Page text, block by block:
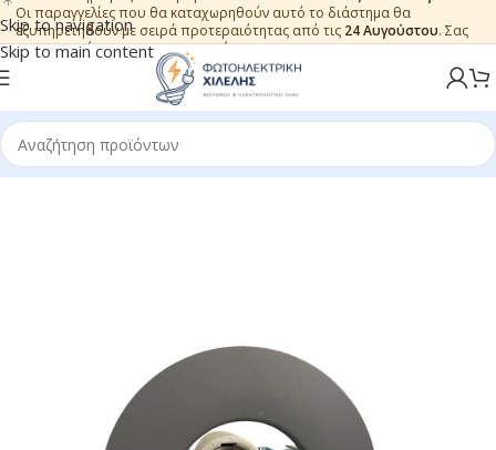
Skip to navigation
Skip to main content
Οι παραγγελίες που θα καταχωρηθούν αυτό το διάστημα θα
εξυπηρετηθούν με σειρά προτεραιότητας από τις 24 Αυγούστου. Σας
ευχαριστούμε για την εμπιστοσύνη.